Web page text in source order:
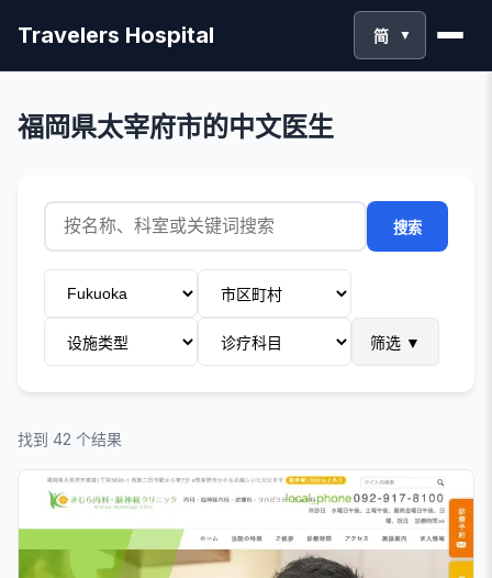
Travelers Hospital 简 ▼
福岡県太宰府市的中文医生
搜索
筛选 ▼
找到 42 个结果